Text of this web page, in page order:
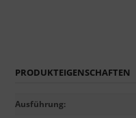
PRODUKTEIGENSCHAFTEN
Ausführung: